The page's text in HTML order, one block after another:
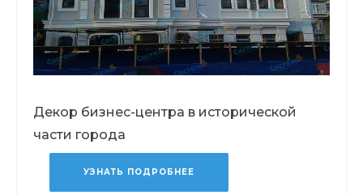
Декор бизнес-центра в исторической
части города
УЗНАТЬ ПОДРОБНЕЕ